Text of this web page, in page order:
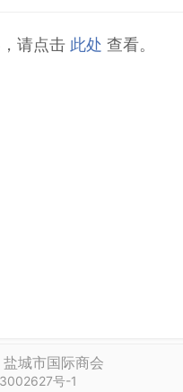
请点击 此处 查看。
城市国际商会
号-1